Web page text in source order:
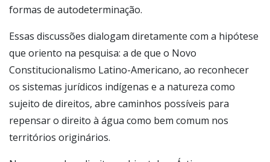
formas de autodeterminação.
Essas discussões dialogam diretamente com a hipótese
que oriento na pesquisa: a de que o Novo
Constitucionalismo Latino-Americano, ao reconhecer
os sistemas jurídicos indígenas e a natureza como
sujeito de direitos, abre caminhos possíveis para
repensar o direito à água como bem comum nos
territórios originários.